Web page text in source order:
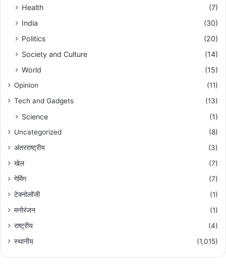
Health
(7)
India
(30)
Politics
(20)
Society and Culture
(14)
World
(15)
Opinion
(11)
Tech and Gadgets
(13)
Science (1)
Uncategorized
(8)
अंतरराष्ट्रीय
(3)
खेल
(7)
गेमिंग
(7)
टेक्नोलॉजी
(1)
मनोरंजन
(1)
राष्ट्रीय
(4)
स्थानीय
(1,015)